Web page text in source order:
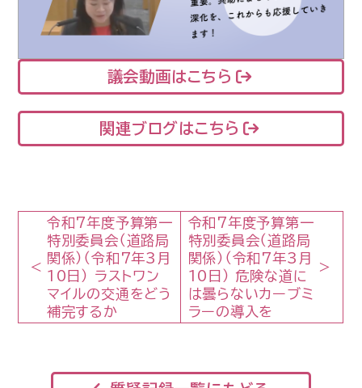
議会動画はこちら
関連ブログはこちら
令和7年度予算第一
特別委員会（道路局
関係）（令和7年3月
10日） ラストワン
マイルの交通をどう
補完するか
令和7年度予算第一
特別委員会（道路局
関係）（令和7年3月
10日） 危険な道に
は曇らないカーブミ
ラーの導入を